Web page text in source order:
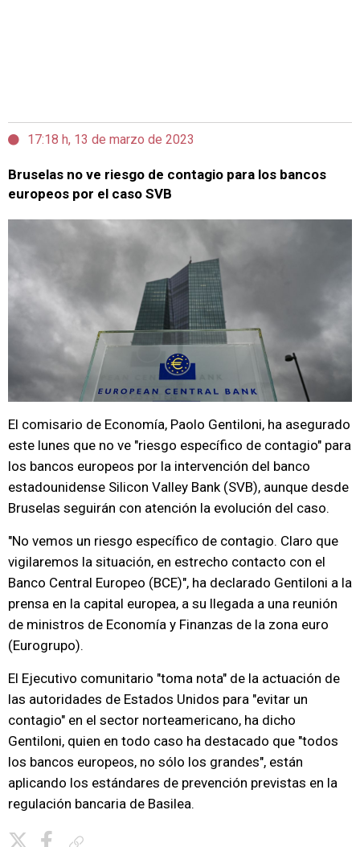
17:18 h, 13 de marzo de 2023
Bruselas no ve riesgo de contagio para los bancos
europeos por el caso SVB
El comisario de Economía, Paolo Gentiloni, ha asegurado
este lunes que no ve "riesgo específico de contagio" para
los bancos europeos por la intervención del banco
estadounidense Silicon Valley Bank (SVB), aunque desde
Bruselas seguirán con atención la evolución del caso.
"No vemos un riesgo específico de contagio. Claro que
vigilaremos la situación, en estrecho contacto con el
Banco Central Europeo (BCE)", ha declarado Gentiloni a la
prensa en la capital europea, a su llegada a una reunión
de ministros de Economía y Finanzas de la zona euro
(Eurogrupo).
El Ejecutivo comunitario "toma nota" de la actuación de
las autoridades de Estados Unidos para "evitar un
contagio" en el sector norteamericano, ha dicho
Gentiloni, quien en todo caso ha destacado que "todos
los bancos europeos, no sólo los grandes", están
aplicando los estándares de prevención previstas en la
regulación bancaria de Basilea.